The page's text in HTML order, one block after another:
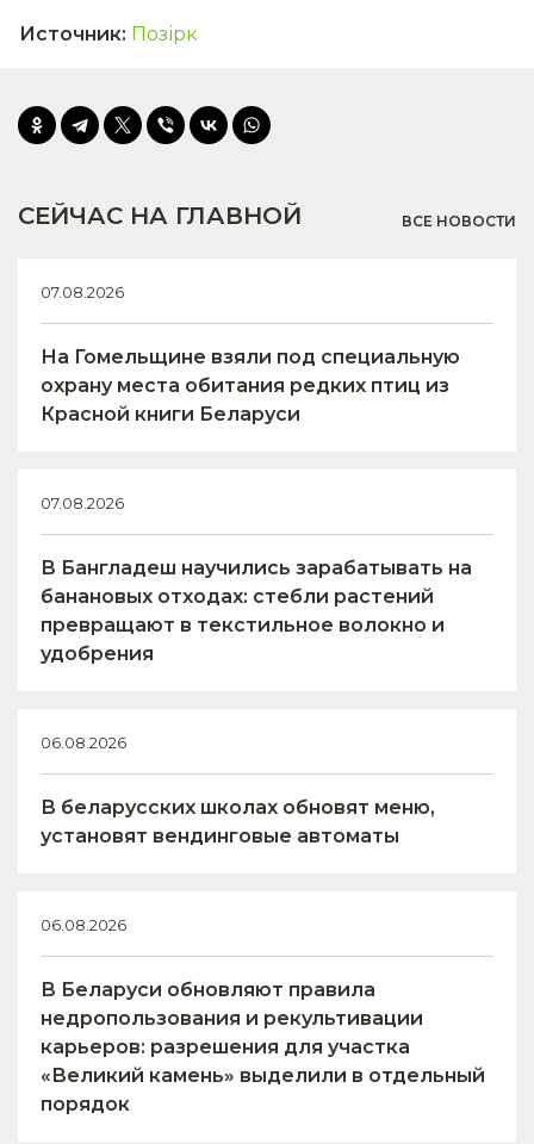
Источник: Позірк
СЕЙЧАС НА ГЛАВНОЙ ВСЕ НОВОСТИ
07.08.2026
На Гомельщине взяли под специальную
охрану места обитания редких птиц из
Красной книги Беларуси
07.08.2026
В Бангладеш научились зарабатывать на
банановых отходах: стебли растений
превращают в текстильное волокно и
удобрения
06.08.2026
В беларусских школах обновят меню,
установят вендинговые автоматы
06.08.2026
В Беларуси обновляют правила
недропользования и рекультивации
карьеров: разрешения для участка
«Великий камень» выделили в отдельный
порядок